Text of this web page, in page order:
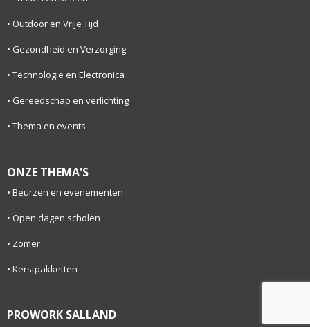
Outdoor en Vrije Tijd
Gezondheid en Verzorging
Technologie en Electronica
Gereedschap en verlichting
Thema en events
ONZE THEMA'S
Beurzen en evenementen
Open dagen scholen
Zomer
Kerstpakketten
PROWORK SALLAND